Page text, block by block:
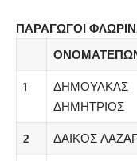
ΠΑΡΑΓΩΓΟΙ
1
ΔΗΜΟΥΛΚΑΣ
ΔΗΜΗΤΡΙΟΣ
2 ΔΑΙΚΟΣ